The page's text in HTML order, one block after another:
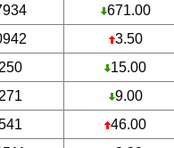
671.00
3.50
15.00
9.00
46.00